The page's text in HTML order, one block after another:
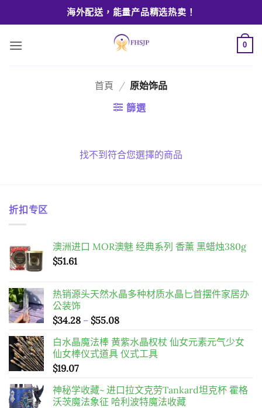
海外配送，能量产品精选热卖！
0
首頁 / 原始饰品
篩選
找不到符合您選擇的商品
折扣专区
澳洲进口 MOR澳魅 经典系列 香薰 黑蜡烛380g
$51.61
热销源头天然水晶多种材质水晶匕首摆件家居办
公装饰
$34.28 – $55.08價
範
圍：
$55.08
白水晶魔法棒 黄紫水晶权杖 仙女元素元气少女
仙女棒仪式道具 仪式工具
$19.07
神秘学收藏~ 进口拉文克劳Tankard坦克杯 霍格
沃茨魔法象征 哈利波特魔法收藏